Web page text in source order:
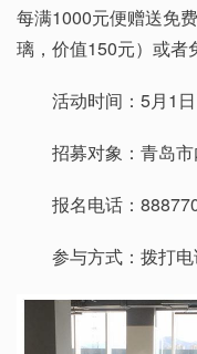
每满1000元便赠送免
璃，价值150元）或者
活动时间：5月1
招募对象：青岛
报名电话：
参与方式：拨打电